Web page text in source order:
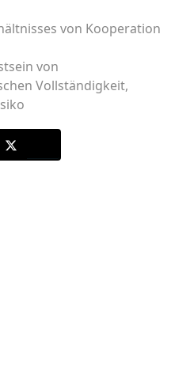
von Kooperation
von
Vollständigkeit,